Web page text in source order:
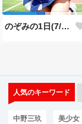
のぞみの1日(7/24投稿分)
人気のキーワード
中野三玖 美少女